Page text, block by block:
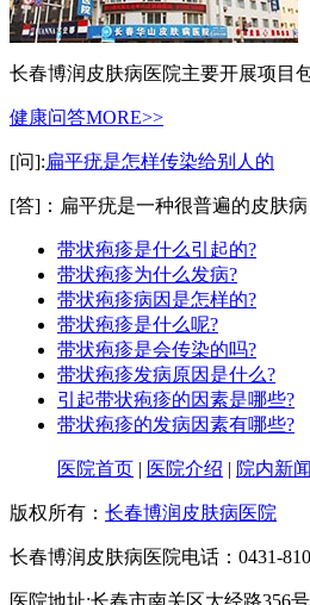
长春博润皮肤病医院主要开展项
健康问答MORE>>
[问]:扁平疣是怎样传染给别人的
[答]：扁平疣是一种很普遍的皮肤
带状疱疹是什么引起的?
带状疱疹为什么发病?
带状疱疹病因是怎样的?
带状疱疹是什么呢?
带状疱疹是会传染的吗?
带状疱疹发病原因是什么?
引起带状疱疹的因素是哪些?
带状疱疹的发病因素有哪些?
医院首页 | 医院介绍 | 院内新闻
版权所有： 长春博润皮肤病医院
长春博润皮肤病医院电话：0431-
医院地址:长春市南关区大经路356